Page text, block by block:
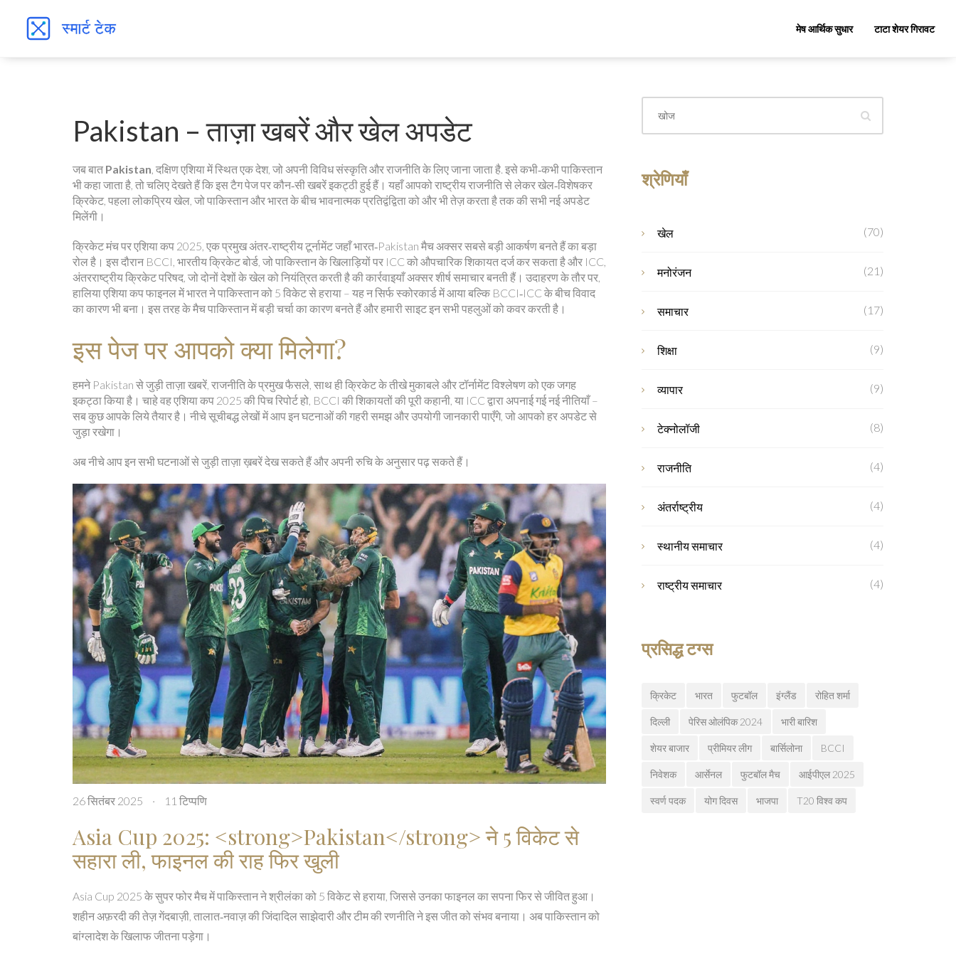
मेष आर्थिक सुधार टाटा शेयर गिरावट
Pakistan – ताज़ा खबरें और खेल अपडेट
जब बात Pakistan, दक्षिण एशिया में स्थित एक देश, जो अपनी विविध संस्कृति और राजनीति के लिए जाना जाता है. इसे कभी‑कभीपाकिस्तान
भी कहा जाता है, तो चलिए देखते हैं कि इस टैग पेज पर कौन‑सी खबरें इकट्ठी हुई हैं। यहाँ आपको राष्ट्रीय राजनीति से लेकर खेल‑विशेषकर
क्रिकेट, पहला लोकप्रिय खेल, जो पाकिस्तान और भारत के बीच भावनात्मक प्रतिद्वंद्विता को और भी तेज़ करता हैतक की सभी नई अपडेट
मिलेंगी।
क्रिकेट मंच परएशिया कप 2025, एक प्रमुख अंतर‑राष्ट्रीय टूर्नामेंट जहाँ भारत‑Pakistan मैच अक्सर सबसे बड़ी आकर्षण बनते हैंका बड़ा
रोल है। इस दौरान BCCI, भारतीय क्रिकेट बोर्ड, जो पाकिस्तान के खिलाड़ियों पर ICC को औपचारिक शिकायत दर्ज कर सकता हैऔर ICC,
अंतरराष्ट्रीय क्रिकेट परिषद, जो दोनों देशों के खेल को नियंत्रित करती हैकी कार्रवाइयाँ अक्सर शीर्ष समाचार बनती हैं। उदाहरण के तौर पर,
हालिया एशिया कप फाइनल में भारत ने पाकिस्तान को 5 विकेट से हराया – यह न सिर्फ स्कोरकार्ड में आया बल्कि BCCI‑ICC के बीच विवाद
का कारण भी बना। इस तरह के मैच पाकिस्तान में बड़ी चर्चा का कारण बनते हैं और हमारी साइट इन सभी पहलुओं को कवर करती है।
इस पेज पर आपको क्या मिलेगा?
हमने Pakistan से जुड़ी ताज़ा खबरें, राजनीति के प्रमुख फैसले, साथ ही क्रिकेट के तीखे मुकाबले और टॉर्नामेंट विश्लेषण को एक जगह
इकट्ठा किया है। चाहे वह एशिया कप 2025 की पिच रिपोर्ट हो, BCCI की शिकायतों की पूरी कहानी, या ICC द्वारा अपनाई गई नई नीतियाँ –
सब कुछ आपके लिये तैयार है। नीचे सूचीबद्ध लेखों में आप इन घटनाओं की गहरी समझ और उपयोगी जानकारी पाएँगे, जो आपको हर अपडेट से
जुड़ा रखेगा।
अब नीचे आप इन सभी घटनाओं से जुड़ी ताज़ा ख़बरें देख सकते हैं और अपनी रुचि के अनुसार पढ़ सकते हैं।
26 सितंबर 2025 · 11 टिप्पणि
Asia Cup 2025: <strong>Pakistan</strong> ने 5 विकेट से
सहारा ली, फाइनल की राह फिर खुली
Asia Cup 2025 के सुपर फोर मैच में पाकिस्तान ने श्रीलंका को 5 विकेट से हराया, जिससे उनका फाइनल का सपना फिर से जीवित हुआ।
शहीन अफ़रदी की तेज़ गेंदबाज़ी, तालात‑नवाज़ की जिंदादिल साझेदारी और टीम की रणनीति ने इस जीत को संभव बनाया। अब पाकिस्तान को
बांग्लादेश के खिलाफ जीतना पड़ेगा।
श्रेणियाँ
खेल (70)
मनोरंजन (21)
समाचार (17)
शिक्षा (9)
व्यापार (9)
टेक्नोलॉजी (8)
राजनीति (4)
अंतर्राष्ट्रीय (4)
स्थानीय समाचार (4)
राष्ट्रीय समाचार (4)
प्रसिद्ध टग्स
क्रिकेट भारत फुटबॉल इंग्लैंड रोहित शर्मा
दिल्ली पेरिस ओलंपिक 2024 भारी बारिश
शेयर बाजार प्रीमियर लीग बार्सिलोना BCCI
निवेशक आर्सेनल फुटबॉल मैच आईपीएल 2025
स्वर्ण पदक योग दिवस भाजपा T20 विश्व कप